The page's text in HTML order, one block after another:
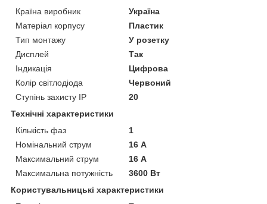
Країна виробник
Україна
Матеріал корпусу
Пластик
Тип монтажу
У розетку
Дисплей
Так
Індикація
Цифрова
Колір світлодіода
Червоний
Ступінь захисту IP
20
Технічні характеристики
Кількість фаз
1
Номінальний струм
16 А
Максимальний струм
16 А
Максимальна потужність
3600 Вт
Користувальницькі характеристики